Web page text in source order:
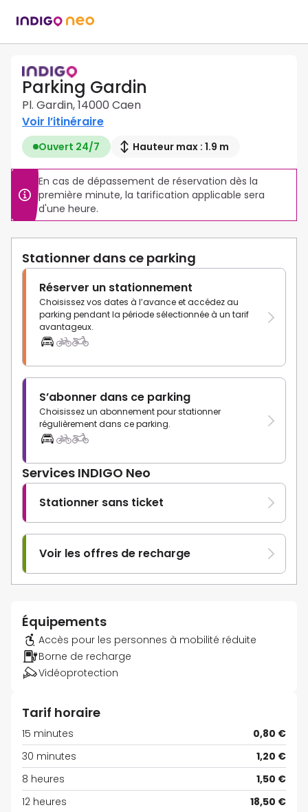
Parking Gardin
Pl. Gardin, 14000 Caen
Voir l’itinéraire
Ouvert 24/7 Hauteur max : 1.9 m
En cas de dépassement de réservation dès la
première minute, la tarification applicable sera
d'une heure.
Stationner dans ce parking
Réserver un stationnement
Choisissez vos dates à l’avance et accédez au
parking pendant la période sélectionnée à un tarif
avantageux.
S’abonner dans ce parking
Choisissez un abonnement pour stationner
régulièrement dans ce parking.
Services INDIGO Neo
Stationner sans ticket
Voir les offres de recharge
Équipements
Accès pour les personnes à mobilité réduite
Borne de recharge
Vidéoprotection
Tarif horaire
15 minutes
0,80 €
30 minutes
1,20 €
8 heures
1,50 €
12 heures
18,50 €